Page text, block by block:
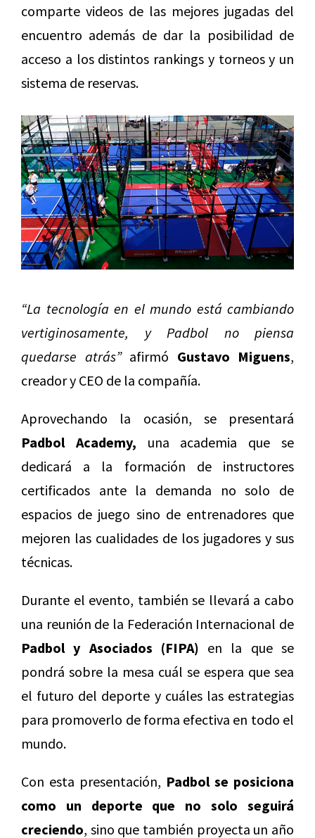
comparte videos de las mejores jugadas del
encuentro además de dar la posibilidad de
acceso a los distintos rankings y torneos y un
sistema de reservas.
“La tecnología en el mundo está cambiando
vertiginosamente, y Padbol no piensa
quedarse atrás” afirmó Gustavo Miguens,
creador y CEO de la compañía.
Aprovechando la ocasión, se presentará
Padbol Academy, una academia que se
dedicará a la formación de instructores
certificados ante la demanda no solo de
espacios de juego sino de entrenadores que
mejoren las cualidades de los jugadores y sus
técnicas.
Durante el evento, también se llevará a cabo
una reunión de la Federación Internacional de
Padbol y Asociados (FIPA) en la que se
pondrá sobre la mesa cuál se espera que sea
el futuro del deporte y cuáles las estrategias
para promoverlo de forma efectiva en todo el
mundo.
Con esta presentación, Padbol se posiciona
como un deporte que no solo seguirá
creciendo, sino que también proyecta un año